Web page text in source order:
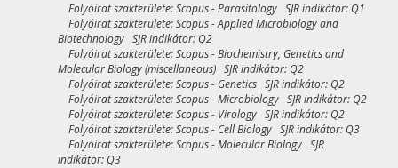
Folyóirat szakterülete: Scopus - Parasitology SJR indikátor: Q1
Folyóirat szakterülete: Scopus - Applied Microbiology and
Biotechnology SJR indikátor: Q2
Folyóirat szakterülete: Scopus - Biochemistry, Genetics and
Molecular Biology (miscellaneous) SJR indikátor: Q2
Folyóirat szakterülete: Scopus - Genetics SJR indikátor: Q2
Folyóirat szakterülete: Scopus - Microbiology SJR indikátor: Q2
Folyóirat szakterülete: Scopus - Virology SJR indikátor: Q2
Folyóirat szakterülete: Scopus - Cell Biology SJR indikátor: Q3
Folyóirat szakterülete: Scopus - Molecular Biology SJR
indikátor: Q3